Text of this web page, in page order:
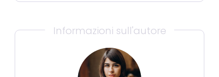
Informazioni sull'autore